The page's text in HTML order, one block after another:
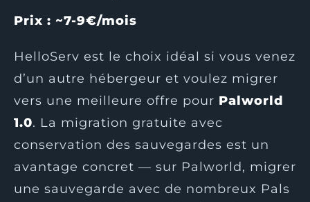
Prix : ~7-9€/mois
HelloServ est le choix idéal si vous venez
d’un autre hébergeur et voulez migrer
vers une meilleure offre pour Palworld
1.0. La migration gratuite avec
conservation des sauvegardes est un
avantage concret — sur Palworld, migrer
une sauvegarde avec de nombreux Pals